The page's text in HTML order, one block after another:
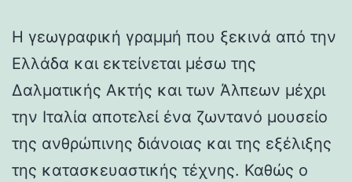
Η γεωγραφική γραμμή που ξεκινά από την
Ελλάδα και εκτείνεται μέσω της
Δαλματικής Ακτής και των Άλπεων μέχρι
την Ιταλία αποτελεί ένα ζωντανό μουσείο
της ανθρώπινης διάνοιας και της εξέλιξης
της κατασκευαστικής τέχνης. Καθώς ο